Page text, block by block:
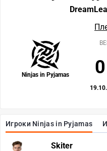
Игроки Ninjas in Pyjamas
Skiter
Ninjas in Pyjamas 0